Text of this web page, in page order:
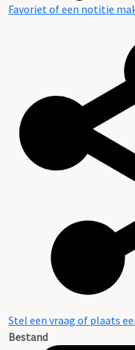
Favoriet of een notitie
Stel een vraag of plaats
Bestand